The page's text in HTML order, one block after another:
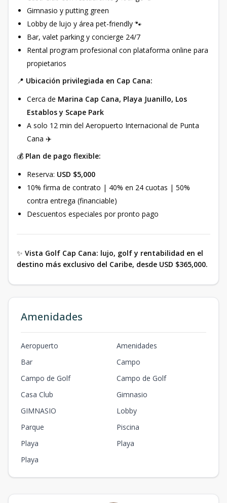
Gimnasio y putting green
Lobby de lujo y área pet-friendly 🐾
Bar, valet parking y concierge 24/7
Rental program profesional con plataforma online para
propietarios
📍 Ubicación privilegiada en Cap Cana:
Cerca de Marina Cap Cana, Playa Juanillo, Los
Establos y Scape Park
A solo 12 min del Aeropuerto Internacional de Punta
Cana ✈️
💰 Plan de pago flexible:
Reserva: USD $5,000
10% firma de contrato | 40% en 24 cuotas | 50%
contra entrega (financiable)
Descuentos especiales por pronto pago
✨ Vista Golf Cap Cana: lujo, golf y rentabilidad en el
destino más exclusivo del Caribe, desde USD $365,000.
Amenidades
Aeropuerto
Amenidades
Bar
Campo
Campo de Golf
Campo de Golf
Casa Club
Gimnasio
GIMNASIO
Lobby
Parque
Piscina
Playa
Playa
Playa